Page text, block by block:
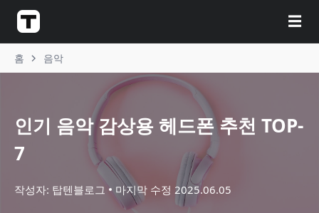
☰
홈 음악
인기 음악 감상용 헤드폰 추천 TOP-
7
작성자: 탑텐블로그 마지막 수정 2025.06.05